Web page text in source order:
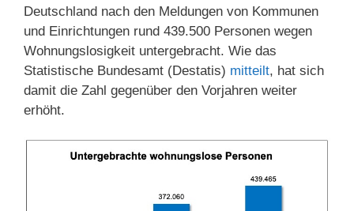
Deutschland nach den Meldungen von Kommunen
und Einrichtungen rund 439.500 Personen wegen
Wohnungslosigkeit untergebracht. Wie das
Statistische Bundesamt (Destatis) mitteilt, hat sich
damit die Zahl gegenüber den Vorjahren weiter
erhöht.